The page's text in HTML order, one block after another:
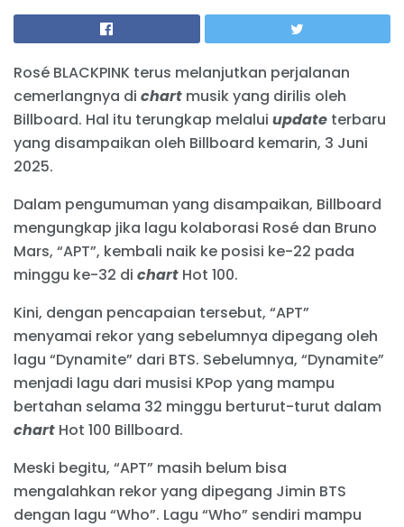
Rosé BLACKPINK terus melanjutkan perjalanan
cemerlangnya di chart musik yang dirilis oleh
Billboard. Hal itu terungkap melalui update terbaru
yang disampaikan oleh Billboard kemarin, 3 Juni
2025.
Dalam pengumuman yang disampaikan, Billboard
mengungkap jika lagu kolaborasi Rosé dan Bruno
Mars, “APT”, kembali naik ke posisi ke-22 pada
minggu ke-32 di chart Hot 100.
Kini, dengan pencapaian tersebut, “APT”
menyamai rekor yang sebelumnya dipegang oleh
lagu “Dynamite” dari BTS. Sebelumnya, “Dynamite”
menjadi lagu dari musisi KPop yang mampu
bertahan selama 32 minggu berturut-turut dalam
chart Hot 100 Billboard.
Meski begitu, “APT” masih belum bisa
mengalahkan rekor yang dipegang Jimin BTS
dengan lagu “Who”. Lagu “Who” sendiri mampu